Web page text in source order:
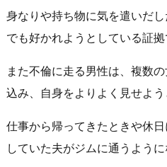
身なりや持ち物に気を遣いだ
でも好かれようとしている証拠
また不倫に走る男性は、複数
込み、自身をよりよく見せよう
仕事から帰ってきたときや休
していた夫がジムに通うように